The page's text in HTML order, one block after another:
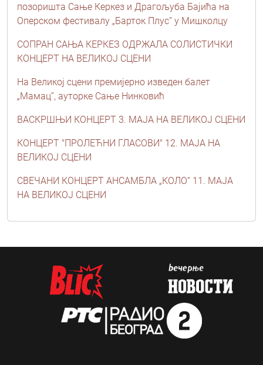
позоришта Сање Керкез и Драгољуба Бајића на
Оперском фестивалу „Барток Плус” у Мишколцу
СОПРАН САЊА КЕРКЕЗ ОДРЖАЛА СОЛИСТИЧКИ
КОНЦЕРТ НА ВЕЛИКОЈ СЦЕНИ
На Великој сцени премијерно изведен балет
„Мамац”, ауторке Сање Нинковић
ВАСКРШЊИ КОНЦЕРТ 3. МАЈА НА ВЕЛИКОЈ СЦЕНИ
КОНЦЕРТ "ПРОЛЕЋНИ ГЛАСОВИ" 12. МАЈА НА
ВЕЛИКОЈ СЦЕНИ
СВЕЧАНИ КОНЦЕРТ АНСАМБЛА „КОЛО“ 11. МАЈА
НА ВЕЛИКОЈ СЦЕНИ